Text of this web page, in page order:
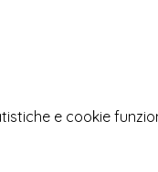
e cookie